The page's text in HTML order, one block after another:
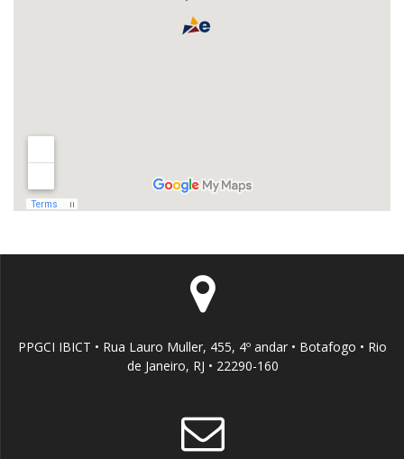
PPGCI IBICT • Rua Lauro Muller, 455, 4º andar • Botafogo • Rio
de Janeiro, RJ • 22290-160